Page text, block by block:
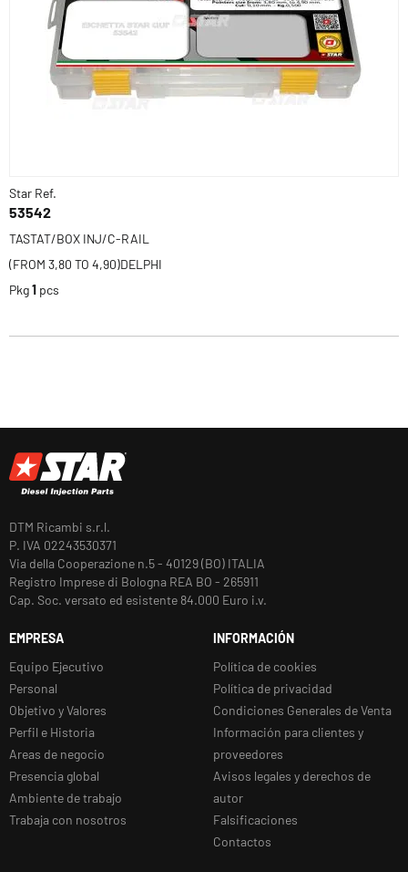
Star Ref.
53542
TASTAT/BOX INJ/C-RAIL
(FROM 3,80 TO 4,90)DELPHI
Pkg1 pcs
DTM Ricambi s.r.l.
P. IVA 02243530371
Via della Cooperazione n.5 - 40129 (BO) ITALIA
Registro Imprese di Bologna REA BO - 265911
Cap. Soc. versato ed esistente 84.000 Euro i.v.
EMPRESA
Equipo Ejecutivo
Personal
Objetivo y Valores
Perfil e Historia
Areas de negocio
Presencia global
Ambiente de trabajo
Trabaja con nosotros
INFORMACIÓN
Política de cookies
Política de privacidad
Condiciones Generales de Venta
Información para clientes y
proveedores
Avisos legales y derechos de
autor
Falsificaciones
Contactos